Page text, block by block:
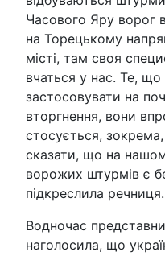
Часового Яру ворог
на Торецькому
місті, там своя
вчаться у нас. Те,
застосовувати на
вторгнення, вони
стосується,
сказати, що на
ворожих штурмів є
підкреслила речниця.
Водночас
наголосила, що